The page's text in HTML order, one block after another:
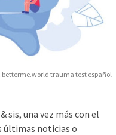
trauma test español
sis, una vez más con el
últimas noticias o